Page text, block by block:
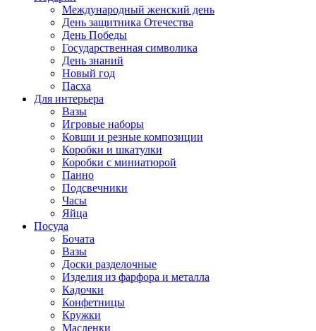
Международный женский день
День защитника Отечества
День Победы
Государственная символика
День знаний
Новый год
Пасха
Для интерьера
Вазы
Игровые наборы
Ковши и резные композиции
Коробки и шкатулки
Коробки с миниатюрой
Панно
Подсвечники
Часы
Яйца
Посуда
Бочата
Вазы
Доски разделочные
Изделия из фарфора и металла
Кадочки
Конфетницы
Кружки
Масленки